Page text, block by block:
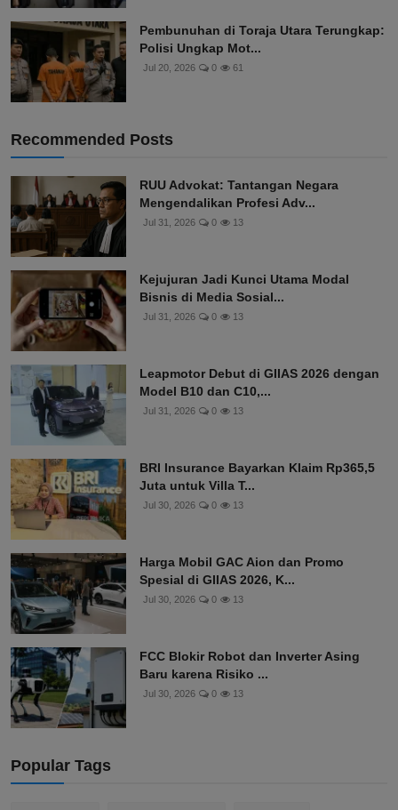
Pembunuhan di Toraja Utara Terungkap:
Polisi Ungkap Mot...
Jul 20, 2026 0 61
Recommended Posts
RUU Advokat: Tantangan Negara
Mengendalikan Profesi Adv...
Jul 31, 2026 0 13
Kejujuran Jadi Kunci Utama Modal
Bisnis di Media Sosial...
Jul 31, 2026 0 13
Leapmotor Debut di GIIAS 2026 dengan
Model B10 dan C10,...
Jul 31, 2026 0 13
BRI Insurance Bayarkan Klaim Rp365,5
Juta untuk Villa T...
Jul 30, 2026 0 13
Harga Mobil GAC Aion dan Promo
Spesial di GIIAS 2026, K...
Jul 30, 2026 0 13
FCC Blokir Robot dan Inverter Asing
Baru karena Risiko ...
Jul 30, 2026 0 13
Popular Tags